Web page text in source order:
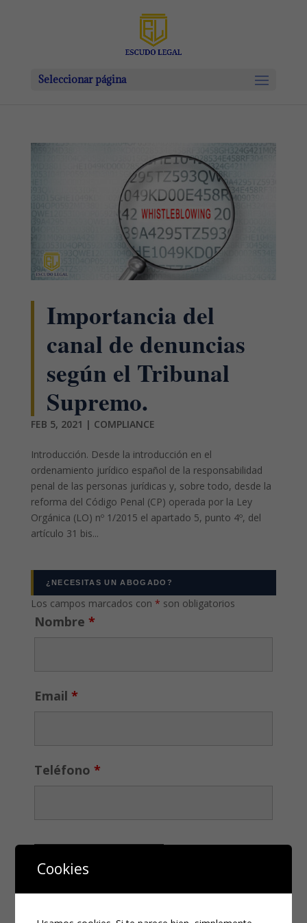
Seleccionar página
Importancia del
canal de denuncias
según el Tribunal
Supremo.
FEB 5, 2021 | COMPLIANCE
Introducción. Desde la introducción en el
ordenamiento jurídico español de la responsabilidad
penal de las personas jurídicas y, sobre todo, desde la
reforma del Código Penal (CP) operada por la Ley
Orgánica (LO) nº 1/2015 el apartado 5, punto 4º, del
artículo 31 bis...
¿NECESITAS UN ABOGADO?
Los campos marcados con * son obligatorios
Nombre *
Email *
Teléfono *
Cookies